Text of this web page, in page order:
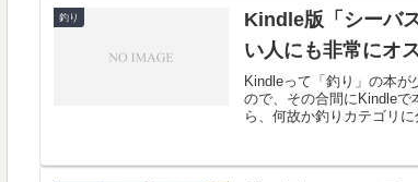
釣り
Kindle版「シーバ
い人にも非常にオス
Kindleって「釣り」の本
ので、その合間にKindleで
ら、何故か釣りカテゴリに